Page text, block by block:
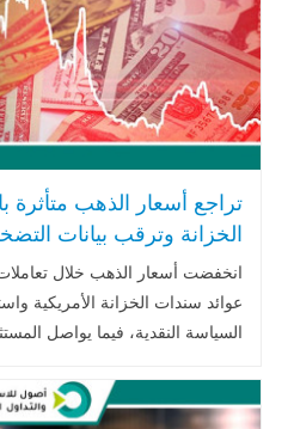
تراجع أسعار الذهب متأثرة
الخزانة وترقب بيانات
انخفضت أسعار الذهب خلال
عوائد سندات الخزانة الأمريكية
السياسة النقدية، فيما يواصل
الاتجاه المقبل للمعدن النفيس.